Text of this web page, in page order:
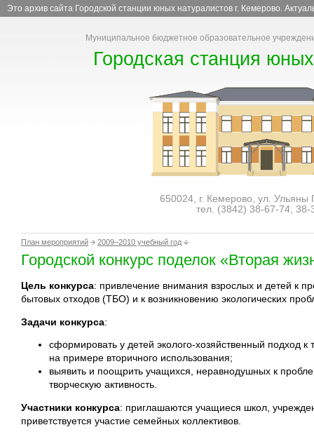
Это архив сайта Городской станции юных натуралистов г. Кемерово.
Муниципальное бюджетное образовательное
Городская станция
650024, г. Кемерово, ул. Ульяны
тел. (3842) 38-67-74, 38-
План мероприятий 2009–2010 учебный год
Городской конкурс поделок «Вторая
Цель конкурса: привлечение внимания взрослых и детей к
бытовых отходов (ТБО) и к возникновению экологических
Задачи конкурса:
сформировать у детей эколого-хозяйственный подход
на примере вторичного использования;
выявить и поощрить учащихся, неравнодушных к
творческую активность.
Участники конкурса: приглашаются учащиеся школ,
приветствуется участие семейных коллективов.